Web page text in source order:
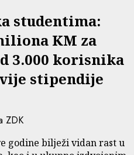
studentima:
KM za
3.000 korisnika
stipendije
godine bilježi vidan rast u